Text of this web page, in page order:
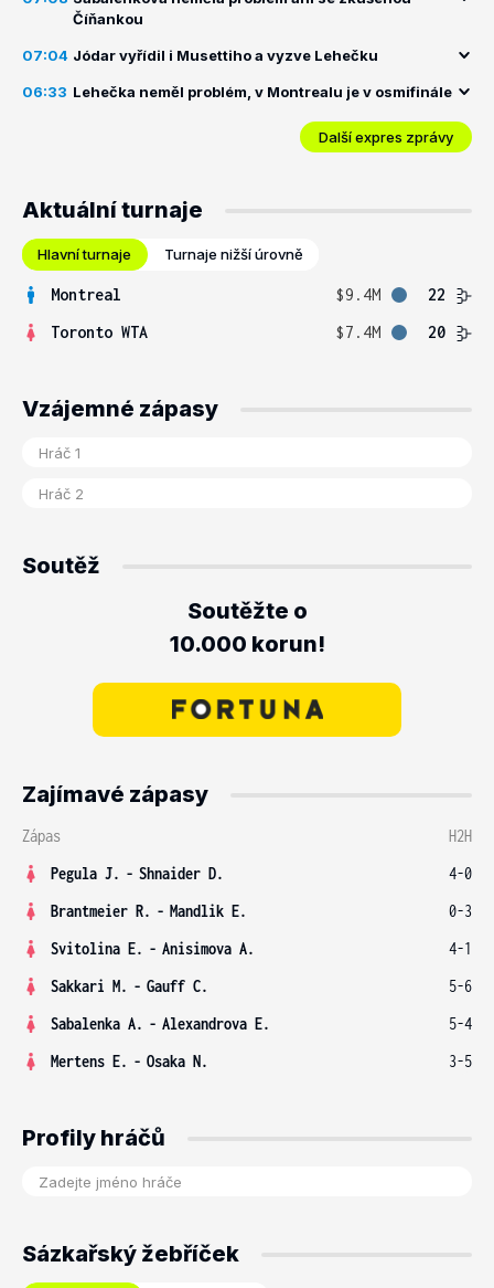
Číňankou
07:04 Jódar vyřídil i Musettiho a vyzve Lehečku
06:33 Lehečka neměl problém, v Montrealu je v osmifinále
Další expres zprávy
Aktuální turnaje
Hlavní turnaje Turnaje nižší úrovně
Montreal $9.4M
22
Toronto WTA
$7.4M 20
Vzájemné zápasy
Soutěž
Soutěžte o
10.000 korun!
Zajímavé zápasy
Zápas
H2H
Pegula J. - Shnaider D.
4-0
Brantmeier R. - Mandlik E.
0-3
Svitolina E. - Anisimova A.
4-1
Sakkari M. - Gauff C.
5-6
Sabalenka A. - Alexandrova E.
5-4
Mertens E. - Osaka N. 3-5
Profily hráčů
Sázkařský žebříček